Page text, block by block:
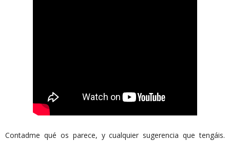
Contadme qué os parece, y cualquier sugerencia que tengáis.